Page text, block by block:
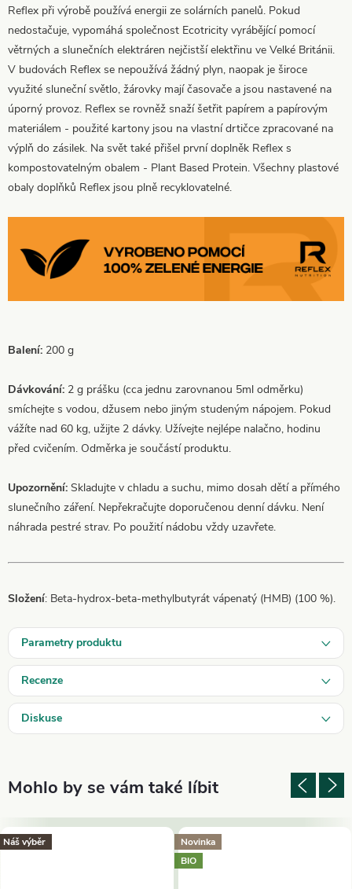
Reflex při výrobě používá energii ze solárních panelů. Pokud
nedostačuje, vypomáhá společnost Ecotricity vyrábějící pomocí
větrných a slunečních elektráren nejčistší elektřinu ve Velké Británii.
V budovách Reflex se nepoužívá žádný plyn, naopak je široce
využité sluneční světlo, žárovky mají časovače a jsou nastavené na
úporný provoz. Reflex se rovněž snaží šetřit papírem a papírovým
materiálem - použité kartony jsou na vlastní drtičce zpracované na
výplň do zásilek. Na svět také přišel první doplněk Reflex s
kompostovatelným obalem - Plant Based Protein. Všechny plastové
obaly doplňků Reflex jsou plně recyklovatelné.
Balení: 200 g
Dávkování: 2 g prášku (cca jednu zarovnanou 5ml odměrku)
smíchejte s vodou, džusem nebo jiným studeným nápojem. Pokud
vážíte nad 60 kg, užijte 2 dávky. Užívejte nejlépe nalačno, hodinu
před cvičením. Odměrka je součástí produktu.
Upozornění: Skladujte v chladu a suchu, mimo dosah dětí a přímého
slunečního záření. Nepřekračujte doporučenou denní dávku. Není
náhrada pestré strav. Po použití nádobu vždy uzavřete.
Složení: Beta-hydrox-beta-methylbutyrát vápenatý (HMB) (100 %).
Parametry produktu
Recenze
Diskuse
Náš výběr
Novinka
BIO